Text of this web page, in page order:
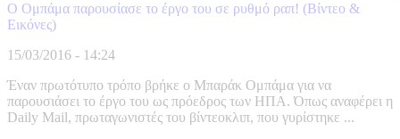
Ο Ομπάμα παρουσίασε το έργο του σε ρυθμό ραπ! (Βίντεο &
Εικόνες)
15/03/2016 - 14:24
Έναν πρωτότυπο τρόπο βρήκε ο Μπαράκ Ομπάμα για να
παρουσιάσει το έργο του ως πρόεδρος των ΗΠΑ. Όπως αναφέρει η
Daily Mail, πρωταγωνιστές του βίντεοκλιπ, που γυρίστηκε ...